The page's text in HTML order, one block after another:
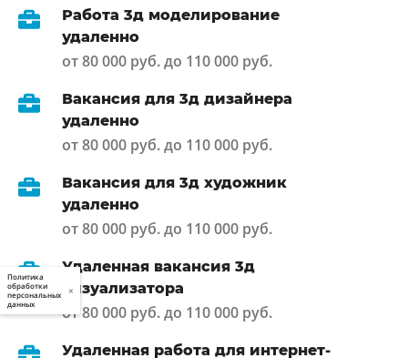
Работа 3д моделирование
удаленно
от 80 000 руб. до 110 000 руб.
Вакансия для 3д дизайнера
удаленно
от 80 000 руб. до 110 000 руб.
Вакансия для 3д художник
удаленно
от 80 000 руб. до 110 000 руб.
Удаленная вакансия 3д
визуализатора
от 80 000 руб. до 110 000 руб.
Удаленная работа для интернет-
Политика
обработки
персональных
данных
×